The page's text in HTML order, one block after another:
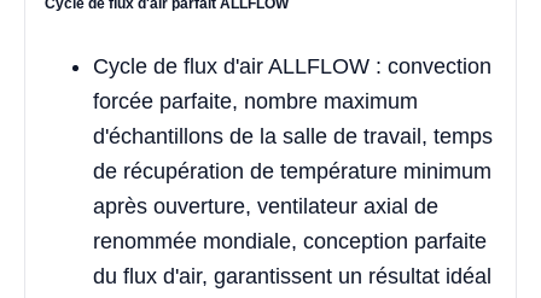
Cycle de flux d'air parfait ALLFLOW
Cycle de flux d'air ALLFLOW : convection
forcée parfaite, nombre maximum
d'échantillons de la salle de travail, temps
de récupération de température minimum
après ouverture, ventilateur axial de
renommée mondiale, conception parfaite
du flux d'air, garantissent un résultat idéal